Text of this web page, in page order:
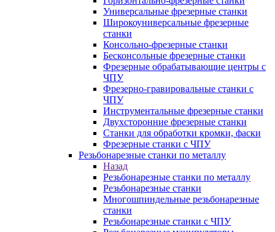
Универсальные фрезерные станки
Широкоуниверсальные фрезерные
станки
Консольно-фрезерные станки
Бесконсольные фрезерные станки
Фрезерные обрабатывающие центры с
ЧПУ
Фрезерно-гравировальные станки с
ЧПУ
Инструментальные фрезерные станки
Двухсторонние фрезерные станки
Станки для обработки кромки, фаски
Фрезерные станки с ЧПУ
Резьбонарезные станки по металлу
Назад
Резьбонарезные станки по металлу
Резьбонарезные станки
Многошпиндельные резьбонарезные
станки
Резьбонарезные станки с ЧПУ